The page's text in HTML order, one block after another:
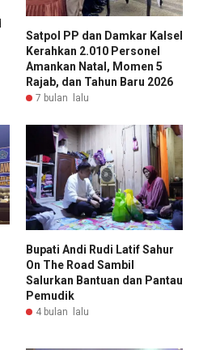
Satpol PP dan Damkar Kalsel
Kerahkan 2.010 Personel
Amankan Natal, Momen 5
Rajab, dan Tahun Baru 2026
7 bulan lalu
Bupati Andi Rudi Latif Sahur
On The Road Sambil
Salurkan Bantuan dan Pantau
Pemudik
4 bulan lalu